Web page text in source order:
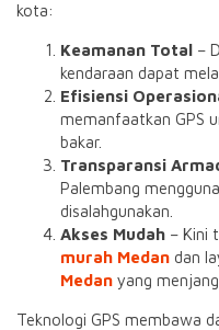
kota:
Keamanan Total –
kendaraan dapat
Efisiensi
memanfaatkan GPS
bakar.
Transparansi
Palembang
disalahgunakan.
Akses Mudah – Kini
murah Medan dan
Medan yang
Teknologi GPS membawa